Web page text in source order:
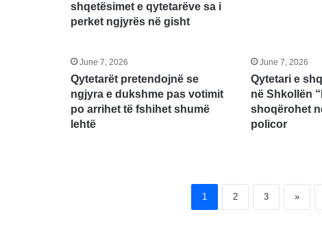
shqetësimet e qytetarëve sa i
perket ngjyrës në gisht
June 7, 2026
Qytetarët pretendojnë se
ngjyra e dukshme pas votimit
po arrihet të fshihet shumë
lehtë
June 7, 2026
Qytetari e
në Shkollën
shoqërohet
policor
1 2 3 »